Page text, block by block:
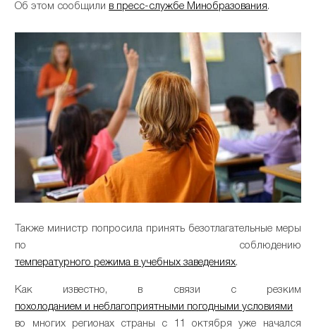
Об этом сообщили в пресс-службе Минобразования.
Также министр попросила принять безотлагательные меры
по соблюдению
температурного режима в учебных заведениях.
Как известно, в связи с резким
похолоданием и неблагоприятными погодными условиями
во многих регионах страны с 11 октября уже начался